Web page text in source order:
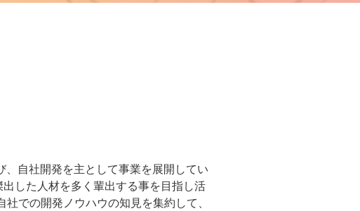
自社開発を主として事業を展開してい
した人材を多く輩出する事を目指し活
での開発ノウハウの知見を集約して、